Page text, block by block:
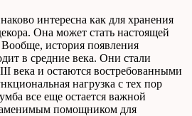
интересна как для хранения
Она может стать настоящей
история появления
в средние века. Они стали
века и остаются востребованными
нагрузка с тех пор
все еще остается важной
помощником для